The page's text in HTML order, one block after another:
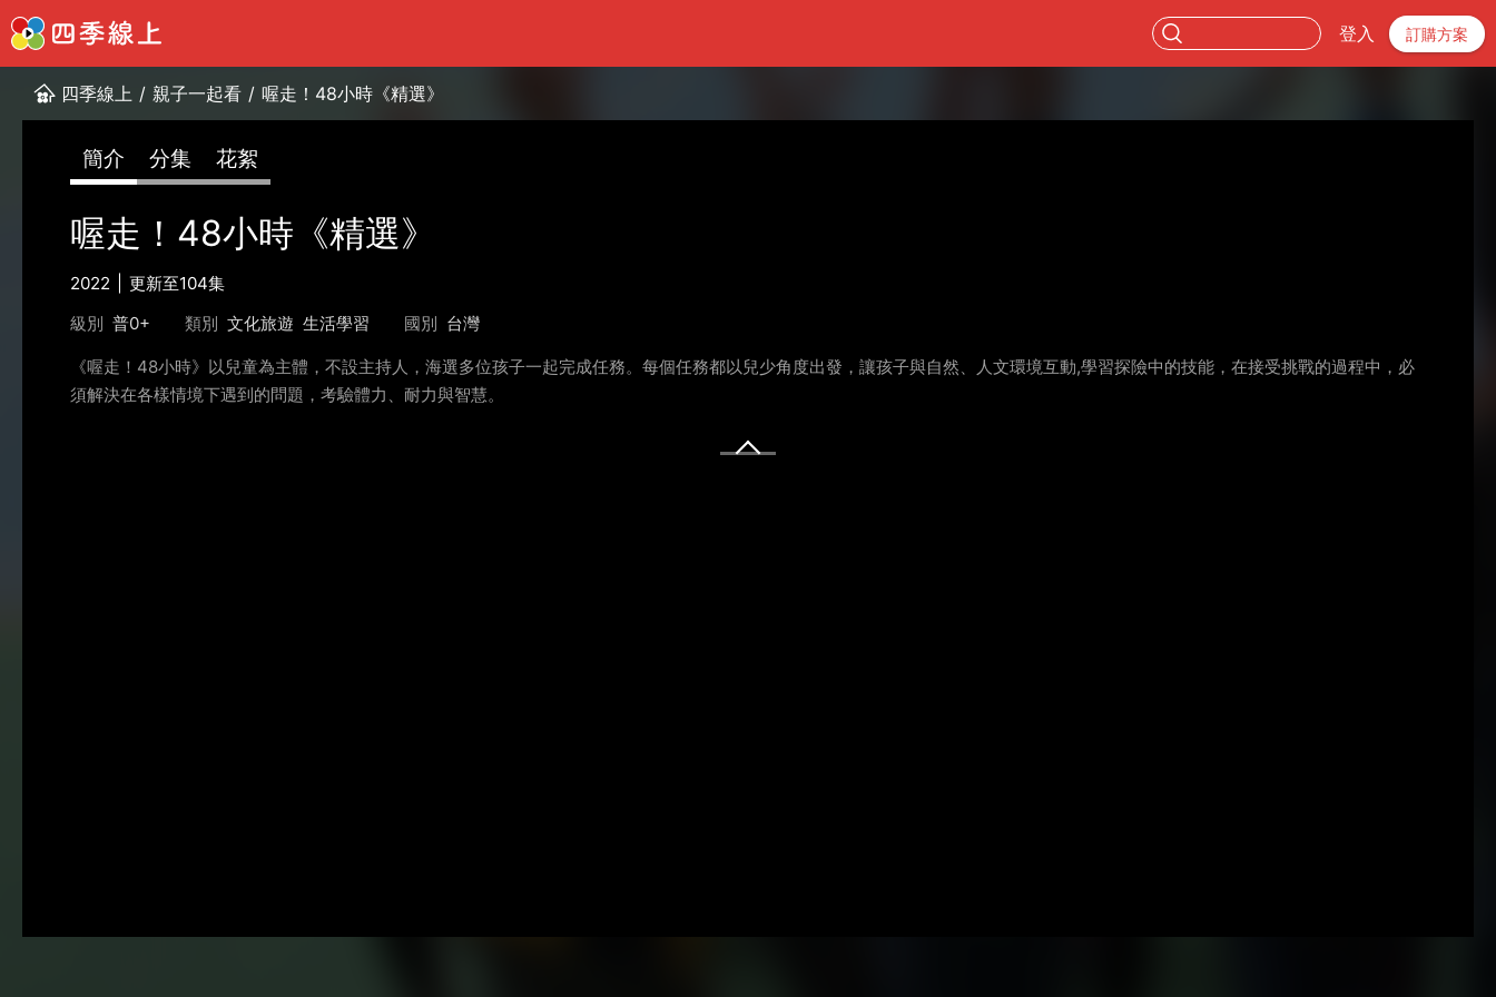
登入 訂購方案
四季線上 / 親子一起看 / 喔走！48小時《精選》
簡介 分集 花絮
喔走！48小時《精選》
2022
更新至104集
級別 普0+ 類別 文化旅遊 生活學習 國別 台灣
《喔走！48小時》以兒童為主體，不設主持人，海選多位孩子一起完成任務。每個任務都以兒少角度出發，讓孩子與自然、人文環境互動,學習探險中的技能，在接受挑戰的過程中，必
須解決在各樣情境下遇到的問題，考驗體力、耐力與智慧。